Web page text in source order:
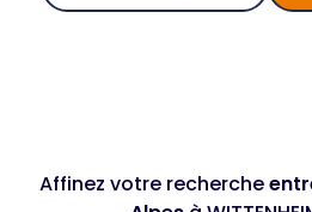
Affinez votre recherche